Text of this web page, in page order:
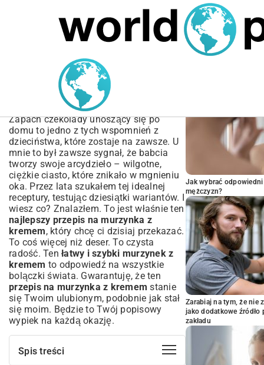
MARIUSZ ŁAMAGA 04.10.2025
Przepis na murzynka z
kremem – Wilgotny i
puszysty
Zapach czekolady unoszący się po
domu to jedno z tych wspomnień z
dzieciństwa, które zostaje na zawsze. U
mnie to był zawsze sygnał, że babcia
tworzy swoje arcydzieło – wilgotne,
ciężkie ciasto, które znikało w mgnieniu
oka. Przez lata szukałem tej idealnej
receptury, testując dziesiątki wariantów. I
wiesz co? Znalazłem. To jest właśnie ten
najlepszy przepis na murzynka z
kremem, który chcę ci dzisiaj przekazać.
To coś więcej niż deser. To czysta
radość. Ten łatwy i szybki murzynek z
kremem to odpowiedź na wszystkie
bolączki świata. Gwarantuję, że ten
przepis na murzynka z kremem stanie
się Twoim ulubionym, podobnie jak stał
się moim. Będzie to Twój popisowy
wypiek na każdą okazję.
Spis treści
Jak wybrać
mężczyzn?
Zarabiaj na tym, że nie
jako dodatkowe
zakładu